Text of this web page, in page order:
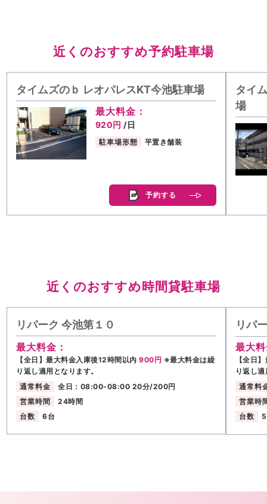
近くのおすすめ予約駐車場
タイムズのｂ レオパレスKT今池駐車場
最大料金：
920円 /日
駐車場形態 平置き舗装
予約する
タイ
場
近くのおすすめ時間貸駐車場
リパーク 今池第１０
最大料金：
【全日】最大料金入庫後12時間以内900円 ※最大料金は繰
り返し適用となります。
通常料金
全日：08:00-08:00 20分/200円
営業時間
24時間
台数
6台
リパ
最大
【全日
り返し
通常料
営業時
台数